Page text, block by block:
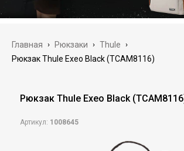
Главная › Рюкзаки › Thule ›
Рюкзак Thule Exeo Black (TCAM8116)
Рюкзак Thule Exeo Black
Артикул: 1008645